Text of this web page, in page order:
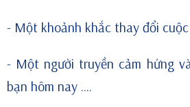
- Một khoảnh khắc thay đổi
- Một người truyền cảm hứng
bạn hôm nay ....